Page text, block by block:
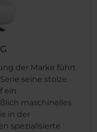
der Marke führt
seine stolze
ein
maschinelles
in der
spezialisierte